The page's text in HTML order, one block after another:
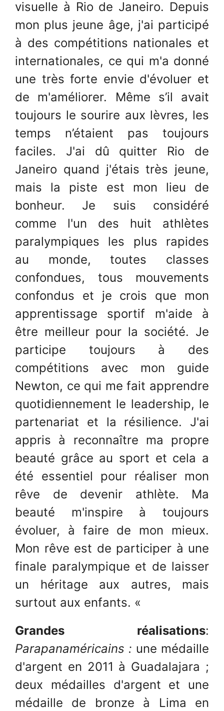
visuelle à Rio de Janeiro. Depuis
mon plus jeune âge, j'ai participé
à des compétitions nationales et
internationales, ce qui m'a donné
une très forte envie d'évoluer et
de m'améliorer. Même s’il avait
toujours le sourire aux lèvres, les
temps n’étaient pas toujours
faciles. J'ai dû quitter Rio de
Janeiro quand j'étais très jeune,
mais la piste est mon lieu de
bonheur. Je suis considéré
comme l'un des huit athlètes
paralympiques les plus rapides
au monde, toutes classes
confondues, tous mouvements
confondus et je crois que mon
apprentissage sportif m'aide à
être meilleur pour la société. Je
participe toujours à des
compétitions avec mon guide
Newton, ce qui me fait apprendre
quotidiennement le leadership, le
partenariat et la résilience. J'ai
appris à reconnaître ma propre
beauté grâce au sport et cela a
été essentiel pour réaliser mon
rêve de devenir athlète. Ma
beauté m'inspire à toujours
évoluer, à faire de mon mieux.
Mon rêve est de participer à une
finale paralympique et de laisser
un héritage aux autres, mais
surtout aux enfants. «
Grandes réalisations:
Parapanaméricains : une médaille
d'argent en 2011 à Guadalajara ;
deux médailles d'argent et une
médaille de bronze à Lima en